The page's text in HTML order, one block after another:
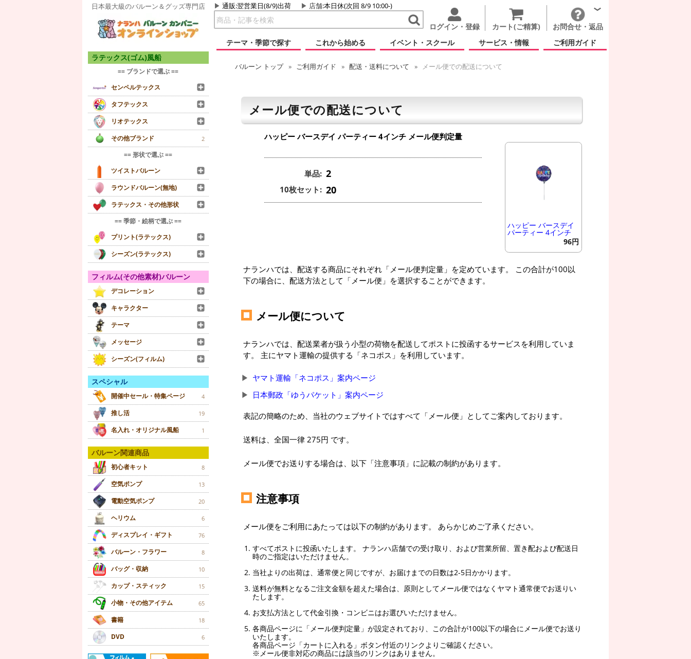
日本最大級のバルーン＆グッズ専門店 通販:翌営業日(8/9)出荷 店舗:本日休(次回 8/9 10:00-)
ログイン・登録 カート(ご精算)
お問合せ・返品
テーマ・季節で探す
これから始める イベント・スクール サービス・情報 ご利用ガイド
ラテックス(ゴム)風船
== ブランドで選ぶ ==
センペルテックス
タフテックス
リオテックス
その他ブランド
2
== 形状で選ぶ ==
ツイストバルーン
ラウンドバルーン(無地)
ラテックス・その他形状
== 季節・絵柄で選ぶ ==
プリント(ラテックス)
シーズン(ラテックス)
フィルム(その他素材)バルーン
デコレーション
キャラクター
テーマ
メッセージ
シーズン(フィルム)
スペシャル
開催中セール・特集ページ 4
推し活 19
名入れ・オリジナル風船 1
バルーン関連商品
初心者キット 8
空気ポンプ 13
電動空気ポンプ 20
ヘリウム 6
ディスプレイ・ギフト 76
バルーン・フラワー 8
バッグ・収納 10
カップ・スティック 15
小物・その他アイテム 65
書籍 18
DVD 6
バルーン トップ ご利用ガイド 配送・送料について メール便での配送について
メール便での配送について
ハッピー バースデイ パーティー 4インチ メール便判定量
単品: 2
10枚セット: 20
ハッピー バースデイ
パーティー 4インチ
96円
ナランハでは、配送する商品にそれぞれ「メール便判定量」を定めています。 この合計が100以
下の場合に、配送方法として「メール便」を選択することができます。
メール便について
ナランハでは、配送業者が扱う小型の荷物を配送してポストに投函するサービスを利用していま
す。 主にヤマト運輸の提供する「ネコポス」を利用しています。
ヤマト運輸「ネコポス」案内ページ
日本郵政「ゆうパケット」案内ページ
表記の簡略のため、当社のウェブサイトではすべて「メール便」としてご案内しております。
送料は、全国一律 275円 です。
メール便でお送りする場合は、以下「注意事項」に記載の制約があります。
注意事項
メール便をご利用にあたっては以下の制約があります。 あらかじめご了承ください。
すべてポストに投函いたします。 ナランハ店舗での受け取り、および営業所留、置き配および配送日
時のご指定はいただけません。
当社よりの出荷は、通常便と同じですが、お届けまでの日数は2-5日かかります。
送料が無料となるご注文金額を超えた場合は、原則としてメール便ではなくヤマト通常便でお送りい
たします。
お支払方法として代金引換・コンビニはお選びいただけません。
各商品ページに「メール便判定量」が設定されており、この合計が100以下の場合にメール便でお送り
いたします。
各商品ページ「カートに入れる」ボタン付近のリンクよりご確認ください。
※メール便非対応の商品には該当のリンクはありません。